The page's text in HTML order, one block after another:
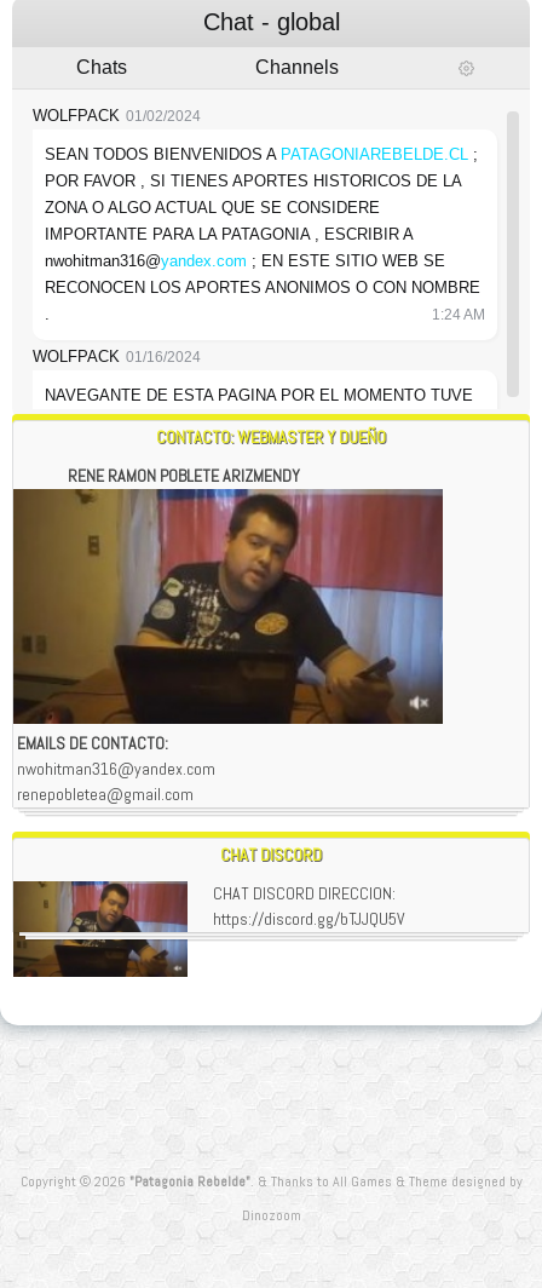
Chat - global
Chats Channels
CLARAMENTE NO VALE LA PENA TRABAJAR PONIENDO
PIEDRAS EN EL CAMINO A OTRAS PERSONAS QUE NO
QUIEREN AYUDAR A CRECER Y AL PLANETA. SI EL
DESTINO ES ETEREO CUAL ES LA RESOLUCION DE UNA
CREACION Y VIDA ETEREA... ANTE ALGO QUE SE CREE
MAS INTELIGENTE ATACANDO DESDE EL ANONIMATO?
CARPE DIEM PARA LOS SERES QUE TRABAJAN BIEN.
UN SALUDO DESDE LA PATAGONIA , PUNTA ARENAS -
CHILE , DE RENE RAMON POBLETE ARIZMENDY 16-01-
2024
CONTACTO: WEBMASTER Y DUEÑO
RENE RAMON POBLETE ARIZMENDY
EMAILS DE CONTACTO:
nwohitman316@yandex.com
renepobletea@gmail.com
CHAT DISCORD
CHAT DISCORD DIRECCION:
https://discord.gg/bTJJQU5V
Copyright © 2026 "Patagonia Rebelde". & Thanks to All Games &Theme designed by
Dinozoom